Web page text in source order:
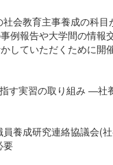
会教育主事養成の科目
例報告や大学間の情報
していただくために開
す実習の取り組み ―
員養成研究連絡協議会(
要